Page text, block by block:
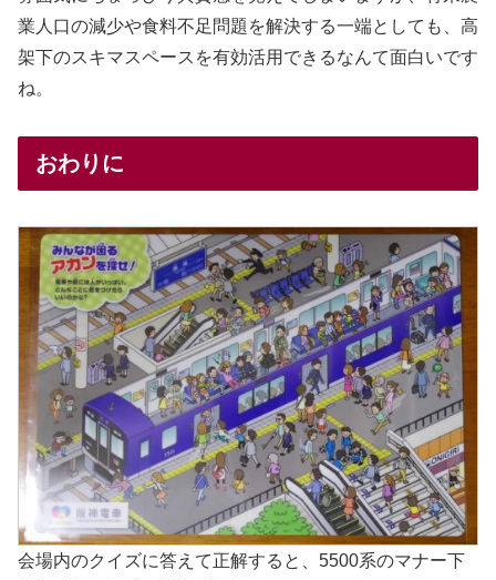
業人口の減少や食料不足問題を解決する一端としても、高
架下のスキマスペースを有効活用できるなんて面白いです
ね。
おわりに
会場内のクイズに答えて正解すると、5500系のマナー下